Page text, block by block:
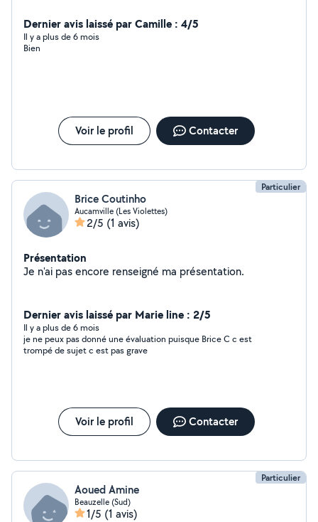
Dernier avis laissé par Camille : 4/5
Il y a plus de 6 mois
Bien
Voir le profil Contacter
Particulier
Brice Coutinho
Aucamville (Les Violettes)
2/5 (1 avis)
Présentation
Je n'ai pas encore renseigné ma présentation.
Dernier avis laissé par Marie line : 2/5
Il y a plus de 6 mois
je ne peux pas donné une évaluation puisque Brice C c est
trompé de sujet c est pas grave
Voir le profil Contacter
Particulier
Aoued Amine
Beauzelle (Sud)
1/5 (1 avis)